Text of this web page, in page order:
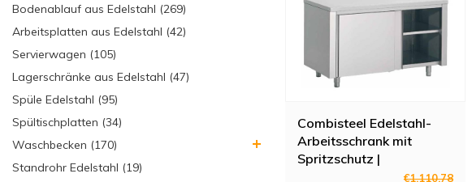
Bodenablauf aus Edelstahl (269)
Arbeitsplatten aus Edelstahl (42)
Servierwagen (105)
Lagerschränke aus Edelstahl (47)
Spüle Edelstahl (95)
Spültischplatten (34)
Waschbecken (170)
Standrohr Edelstahl (19)
Combisteel Edelstahl-
Arbeitsschrank mit
Spritzschutz |
140x70x(H)85cm€1.110,78